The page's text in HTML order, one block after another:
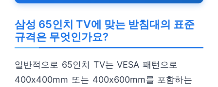
삼성 65인치 TV에 맞는 받침대의 표준
규격은 무엇인가요?
일반적으로 65인치 TV는 VESA 패턴으로
400x400mm 또는 400x600mm를 포함하는